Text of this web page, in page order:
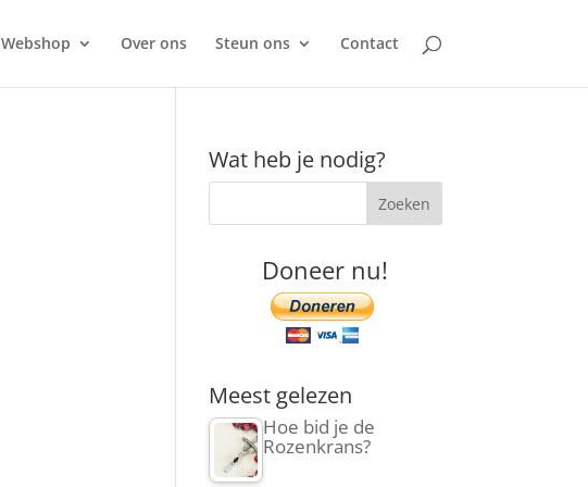
Webshop Over ons Steun ons Contact
Wat heb je nodig?
Doneer nu!
Meest gelezen
Hoe bid je de
Rozenkrans?